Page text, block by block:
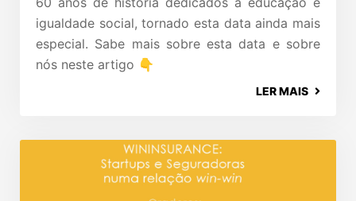
igualdade social, tornado esta data ainda mais
especial. Sabe mais sobre esta data e sobre
nós neste artigo 👇
LER MAIS